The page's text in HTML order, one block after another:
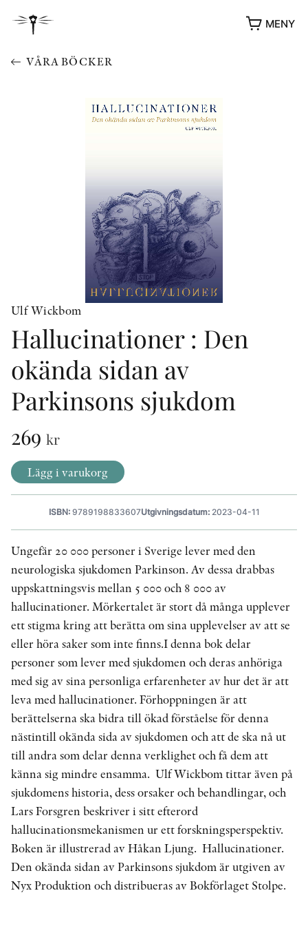
MENY
YUKIKO OCH PATRIK MÖTER
ÖVRIGA FORMAT
PEER REVIEW-PROCESSEN
VÅRA BÖCKER
Ulf Wickbom
Hallucinationer : Den
okända sidan av
Parkinsons sjukdom
269 kr
Lägg i varukorg
ISBN:9789198833607Utgivningsdatum:2023-04-11
Ungefär 20 000 personer i Sverige lever med den
neurologiska sjukdomen Parkinson. Av dessa drabbas
uppskattningsvis mellan 5 000 och 8 000 av
hallucinationer. Mörkertalet är stort då många upplever
ett stigma kring att berätta om sina upplevelser av att se
eller höra saker som inte finns.I denna bok delar
personer som lever med sjukdomen och deras anhöriga
med sig av sina personliga erfarenheter av hur det är att
leva med hallucinationer. Förhoppningen är att
berättelserna ska bidra till ökad förståelse för denna
nästintill okända sida av sjukdomen och att de ska nå ut
till andra som delar denna verklighet och få dem att
känna sig mindre ensamma. Ulf Wickbom tittar även på
sjukdomens historia, dess orsaker och behandlingar, och
Lars Forsgren beskriver i sitt efterord
hallucinationsmekanismen ur ett forskningsperspektiv.
Boken är illustrerad av Håkan Ljung. Hallucinationer.
Den okända sidan av Parkinsons sjukdom är utgiven av
Nyx Produktion och distribueras av Bokförlaget Stolpe.